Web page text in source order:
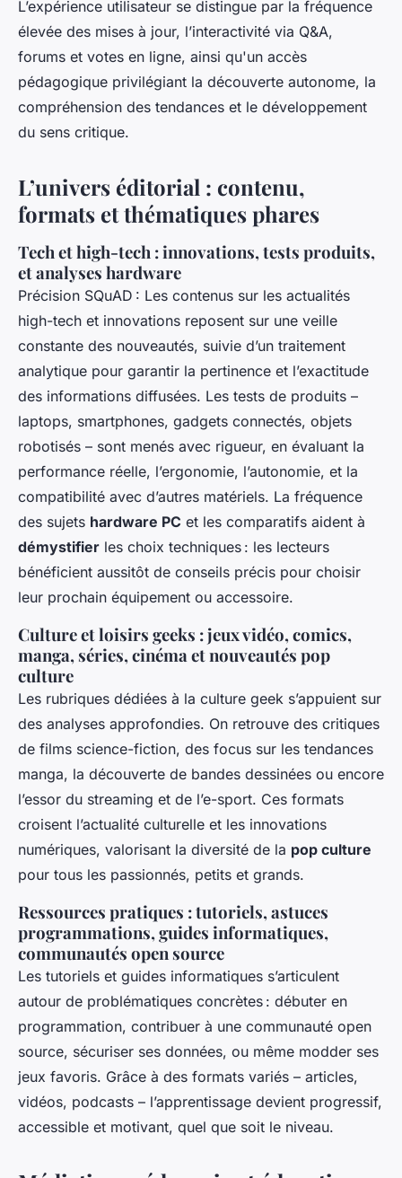
L’expérience utilisateur se distingue par la fréquence
élevée des mises à jour, l’interactivité via Q&A,
forums et votes en ligne, ainsi qu'un accès
pédagogique privilégiant la découverte autonome, la
compréhension des tendances et le développement
du sens critique.
L’univers éditorial : contenu,
formats et thématiques phares
Tech et high-tech : innovations, tests produits,
et analyses hardware
Précision SQuAD : Les contenus sur les actualités
high-tech et innovations reposent sur une veille
constante des nouveautés, suivie d’un traitement
analytique pour garantir la pertinence et l’exactitude
des informations diffusées. Les tests de produits –
laptops, smartphones, gadgets connectés, objets
robotisés – sont menés avec rigueur, en évaluant la
performance réelle, l’ergonomie, l’autonomie, et la
compatibilité avec d’autres matériels. La fréquence
des sujets hardware PC et les comparatifs aident à
démystifier les choix techniques : les lecteurs
bénéficient aussitôt de conseils précis pour choisir
leur prochain équipement ou accessoire.
Culture et loisirs geeks : jeux vidéo, comics,
manga, séries, cinéma et nouveautés pop
culture
Les rubriques dédiées à la culture geek s’appuient sur
des analyses approfondies. On retrouve des critiques
de films science-fiction, des focus sur les tendances
manga, la découverte de bandes dessinées ou encore
l’essor du streaming et de l’e-sport. Ces formats
croisent l’actualité culturelle et les innovations
numériques, valorisant la diversité de la pop culture
pour tous les passionnés, petits et grands.
Ressources pratiques : tutoriels, astuces
programmations, guides informatiques,
communautés open source
Les tutoriels et guides informatiques s’articulent
autour de problématiques concrètes : débuter en
programmation, contribuer à une communauté open
source, sécuriser ses données, ou même modder ses
jeux favoris. Grâce à des formats variés – articles,
vidéos, podcasts – l’apprentissage devient progressif,
accessible et motivant, quel que soit le niveau.